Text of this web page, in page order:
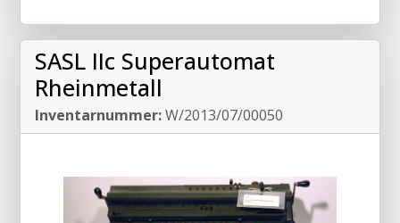
SASL IIc Superautomat
Rheinmetall
Inventarnummer:W/2013/07/00050